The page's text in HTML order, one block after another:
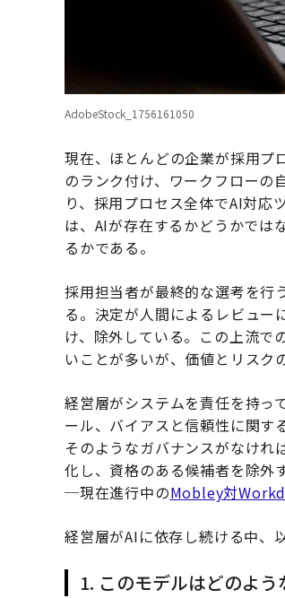
AdobeStock_1756161050
現在、ほとんどの企業が採用プ
のランク付け、ワークフローの
り、採用プロセス全体でAI対応
は、AIが存在するかどうかでは
るかである。
採用担当者が最終的な選考を行
る。決定が人間によるレビュー
け、除外している。この上流で
いことが多いが、価値とリスク
経営層がシステムを責任を持っ
ール、バイアスと信頼性に関す
そのようなガバナンスがなけれ
化し、資格のある候補者を除
─現在進行中のMobley対
経営層がAIに依存し続ける中、
1. このモデルはどのよ